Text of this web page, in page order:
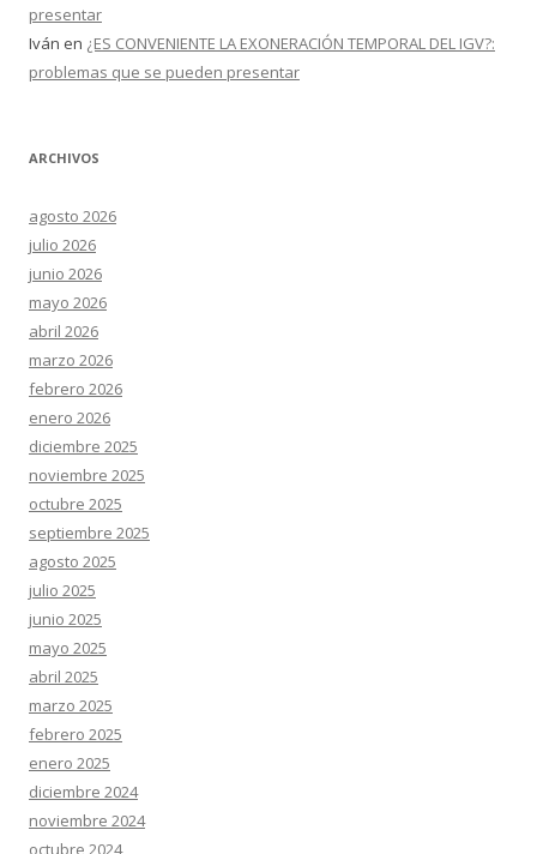
presentar
Iván en ¿ES CONVENIENTE LA EXONERACIÓN TEMPORAL DEL IGV?:
problemas que se pueden presentar
ARCHIVOS
agosto 2026
julio 2026
junio 2026
mayo 2026
abril 2026
marzo 2026
febrero 2026
enero 2026
diciembre 2025
noviembre 2025
octubre 2025
septiembre 2025
agosto 2025
julio 2025
junio 2025
mayo 2025
abril 2025
marzo 2025
febrero 2025
enero 2025
diciembre 2024
noviembre 2024
octubre 2024